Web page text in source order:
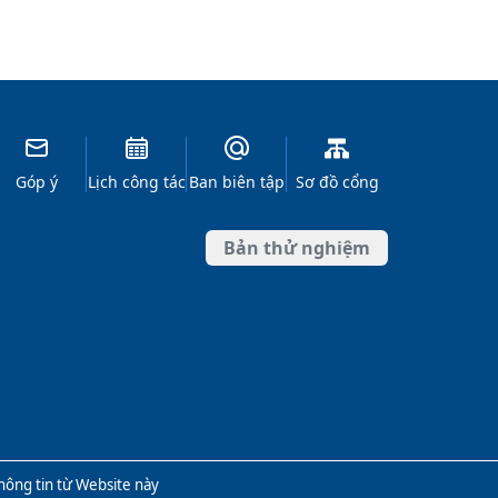
Góp ý Lịch công tác Ban biên tập Sơ đồ cổng
Bản thử nghiệm
tin từ Website này